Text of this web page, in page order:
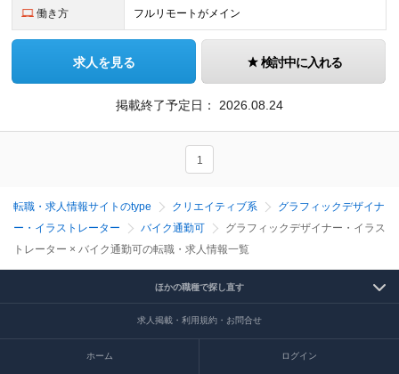
働き方 フルリモートがメイン
求人を見る 検討中に入れる
掲載終了予定日： 2026.08.24
1
転職・求人情報サイトのtype クリエイティブ系
グラフィックデザイナ
ー・イラストレーター
バイク通勤可
グラフィックデザイナー・イラス
トレーター × バイク通勤可の転職・求人情報一覧
ほかの職種で探し直す
求人掲載・利用規約・お問合せ
ホーム ログイン